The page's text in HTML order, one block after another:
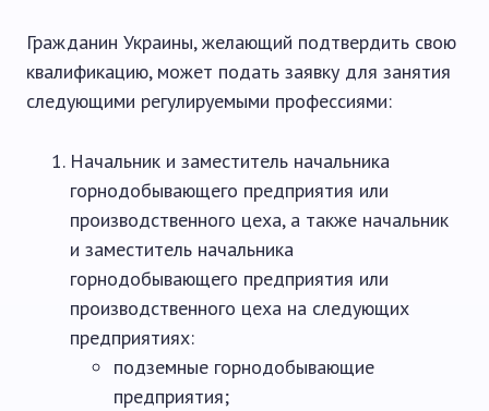
Гражданин Украины, желающий подтвердить свою
квалификацию, может подать заявку для занятия
следующими регулируемыми профессиями:
Начальник и заместитель начальника
горнодобывающего предприятия или
производственного цеха, а также начальник
и заместитель начальника
горнодобывающего предприятия или
производственного цеха на следующих
предприятиях:
подземные горнодобывающие
предприятия;